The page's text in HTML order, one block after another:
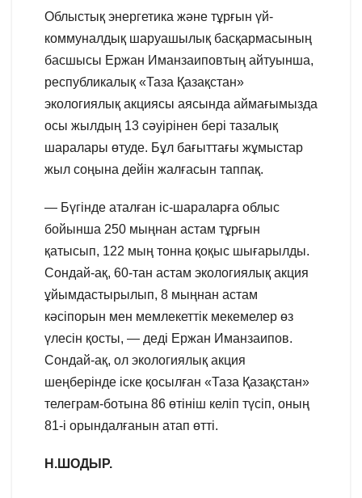
Облыстық энергетика және тұрғын үй-
коммуналдық шаруашылық басқармасының
басшысы Ержан Иманзаиповтың айтуынша,
республикалық «Таза Қазақстан»
экологиялық акциясы аясында аймағымызда
осы жылдың 13 сәуірінен бері тазалық
шаралары өтуде. Бұл бағыттағы жұмыстар
жыл соңына дейін жалғасын таппақ.
— Бүгінде аталған іс-шараларға облыс
бойынша 250 мыңнан астам тұрғын
қатысып, 122 мың тонна қоқыс шығарылды.
Сондай-ақ, 60-тан астам экологиялық акция
ұйымдастырылып, 8 мыңнан астам
кәсіпорын мен мемлекеттік мекемелер өз
үлесін қосты, — деді Ержан Иманзаипов.
Сондай-ақ, ол экологиялық акция
шеңберінде іске қосылған «Таза Қазақстан»
телеграм-ботына 86 өтініш келіп түсіп, оның
81-і орындалғанын атап өтті.
Н.ШОДЫР.